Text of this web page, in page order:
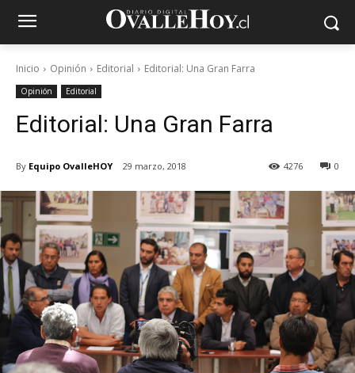
Inicio Opinión Editorial Editorial: Una Gran Farra
Opinión Editorial
Editorial: Una Gran Farra
By Equipo OvalleHOY 29 marzo, 2018 0
4276